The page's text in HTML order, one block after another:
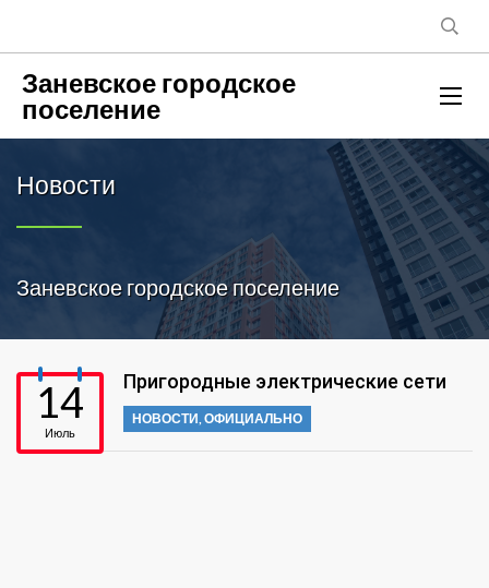
Заневское городское
поселение
Новости
Заневское городское поселение
14
Июль
Пригородные электрические сети
НОВОСТИ,ОФИЦИАЛЬНО